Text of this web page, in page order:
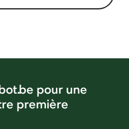
pour une
première